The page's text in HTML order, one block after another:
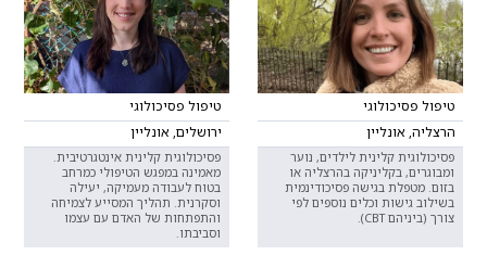
טיפול פסיכולוגי
הרצליה, אונליין
פסיכולוגית קלינית לילדים, נוער
ומבוגרים, בקליניקה בהרצליה או
בזום. מטפלת בגישה פסיכודינמית
בשילוב גישות וכלים נוספים לפי
צורך (ביניהם CBT).
טיפול פסיכולוגי
ירושלים, אונליין
פסיכולוגית קלינית אינטגרטיבית.
מאמינה במפגש הטיפולי כמרחב
בטוח לעבודה מעמיקה, יעילה
וסקרנית. תהליך המסייע לצמיחה
והתפתחות של האדם עם עצמו
וסביבתו.